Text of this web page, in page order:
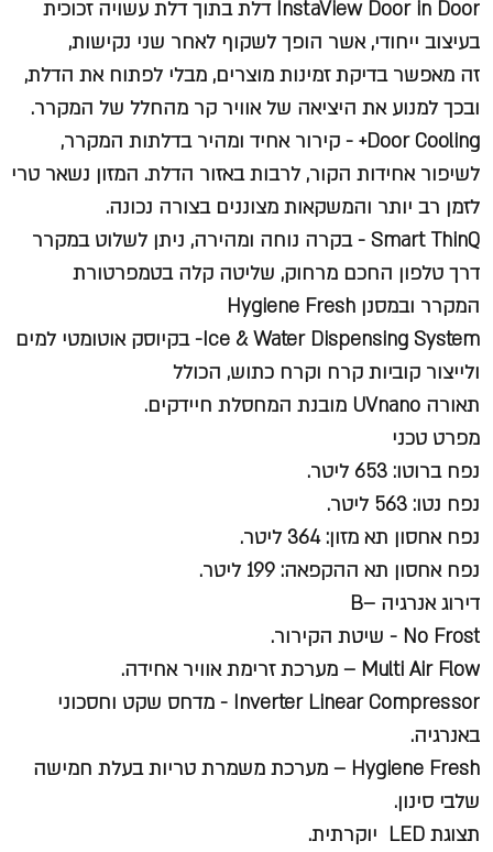
InstaView Door in Door דלת בתוך דלת עשויה זכוכית
בעיצוב ייחודי, אשר הופך לשקוף לאחר שני נקישות,
זה מאפשר בדיקת זמינות מוצרים, מבלי לפתוח את הדלת,
ובכך למנוע את היציאה של אוויר קר מהחלל של המקרר.
Door Cooling+ - קירור אחיד ומהיר בדלתות המקרר,
לשיפור אחידות הקור, לרבות באזור הדלת. המזון נשאר טרי
לזמן רב יותר והמשקאות מצוננים בצורה נכונה.
Smart ThinQ - בקרה נוחה ומהירה, ניתן לשלוט במקרר
דרך טלפון החכם מרחוק, שליטה קלה בטמפרטורת
המקרר ובמסנן Hygiene Fresh
Ice & Water Dispensing System- בקיוסק אוטומטי למים
ולייצור קוביות קרח וקרח כתוש, הכולל
תאורה UVnano מובנת המחסלת חיידקים.
מפרט טכני
נפח ברוטו: 653 ליטר.
נפח נטו: 563 ליטר.
נפח אחסון תא מזון: 364 ליטר.
נפח אחסון תא ההקפאה: 199 ליטר.
דירוג אנרגיה –B
No Frost - שיטת הקירור.
Multi Air Flow – מערכת זרימת אוויר אחידה.
Inverter Linear Compressor - מדחס שקט וחסכוני
באנרגיה.
Hygiene Fresh – מערכת משמרת טריות בעלת חמישה
שלבי סינון.
תצוגת LED יוקרתית.